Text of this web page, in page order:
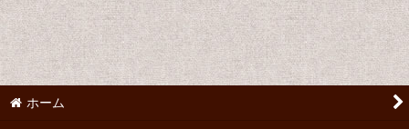
ホーム